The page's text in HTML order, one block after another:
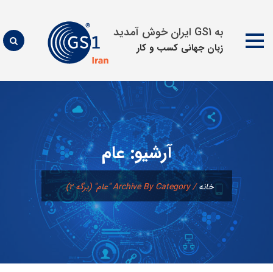
به GS1 ایران خوش آمدید
زبان جهانی كسب و كار
محتوا
آرشیو:عام
خانه/Archive By Category "عام" (برگه ۲)